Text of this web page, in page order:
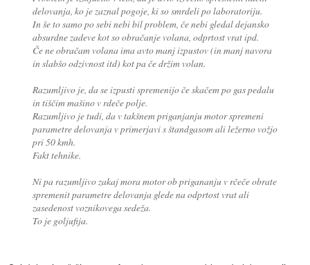
delovanja, ko je zaznal pogoje, ki so smrdeli po laboratoriju.
In še to samo po sebi nebi bil problem, če nebi gledal dejansko
absurdne zadeve kot so obračanje volana, odprtost vrat ipd.
Če ne obračam volana ima avto manj izpustov (in manj navora
in slabšo odzivnost itd) kot pa če držim volan.
Razumljivo je, da se izpusti spremenijo če skačem po gas pedalu
in tiščim mašino v rdeče polje.
Razumljivo je tudi, da v takšnem priganjanju motor spremeni
parametre delovanja v primerjavi s štandgasom ali ležerno vožjo
pri 50 kmh.
Fakt tehnike.
Ni pa razumljivo zakaj mora motor ob prigananju v rčeče obrate
spremenit parametre delovanja glede na odprtost vrat ali
zasedenost voznikovega sedeža.
To je goljufija.